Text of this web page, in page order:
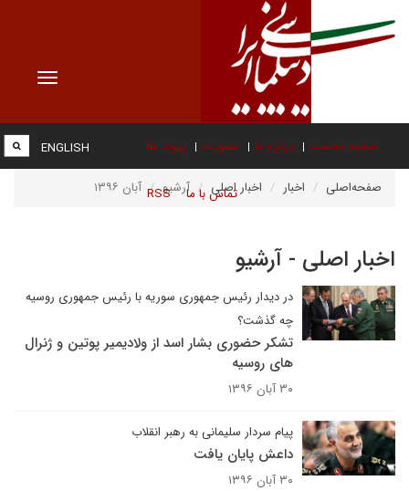
Toggle
صفحه نخست درباره ما عضویت پیوند ها
تماس با ما RSS
ENGLISH
صفحه‌اصلی اخبار اخبار اصلی آرشیو آبان ۱۳۹۶
اخبار اصلی - آرشیو
در دیدار رئیس جمهوری سوریه با رئیس جمهوری روسیه
چه گذشت؟
تشکر حضوری بشار اسد از ولادیمیر پوتین و ژنرال
های روسیه
۳۰ آبان ۱۳۹۶
پیام سردار سلیمانی به رهبر انقلاب
داعش پایان یافت
۳۰ آبان ۱۳۹۶